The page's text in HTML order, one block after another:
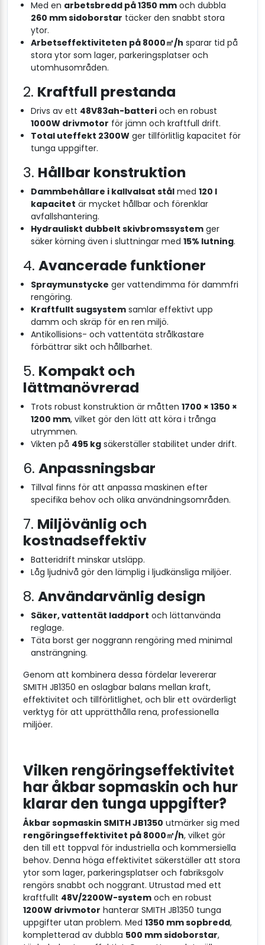
Med en arbetsbredd på 1350 mm och dubbla
260 mm sidoborstar täcker den snabbt stora
ytor.
Arbetseffektiviteten på 8000㎡/h sparar tid på
stora ytor som lager, parkeringsplatser och
utomhusområden.
2. Kraftfull prestanda
Drivs av ett 48V83ah-batteri och en robust
1000W drivmotor för jämn och kraftfull drift.
Total uteffekt 2300W ger tillförlitlig kapacitet för
tunga uppgifter.
3. Hållbar konstruktion
Dammbehållare i kallvalsat stål med 120 l
kapacitet är mycket hållbar och förenklar
avfallshantering.
Hydrauliskt dubbelt skivbromssystem ger
säker körning även i sluttningar med 15% lutning.
4. Avancerade funktioner
Spraymunstycke ger vattendimma för dammfri
rengöring.
Kraftfullt sugsystem samlar effektivt upp
damm och skräp för en ren miljö.
Antikollisions- och vattentäta strålkastare
förbättrar sikt och hållbarhet.
5. Kompakt och
lättmanövrerad
Trots robust konstruktion är måtten 1700 × 1350 ×
1200 mm, vilket gör den lätt att köra i trånga
utrymmen.
Vikten på 495 kg säkerställer stabilitet under drift.
6. Anpassningsbar
Tillval finns för att anpassa maskinen efter
specifika behov och olika användningsområden.
7. Miljövänlig och
kostnadseffektiv
Batteridrift minskar utsläpp.
Låg ljudnivå gör den lämplig i ljudkänsliga miljöer.
8. Användarvänlig design
Säker, vattentät laddport och lättanvända
reglage.
Täta borst ger noggrann rengöring med minimal
ansträngning.
Genom att kombinera dessa fördelar levererar
SMITH JB1350 en oslagbar balans mellan kraft,
effektivitet och tillförlitlighet, och blir ett ovärderligt
verktyg för att upprätthålla rena, professionella
miljöer.
Vilken rengöringseffektivitet
har åkbar sopmaskin och hur
klarar den tunga uppgifter?
Åkbar sopmaskin SMITH JB1350 utmärker sig med
rengöringseffektivitet på 8000㎡/h, vilket gör
den till ett toppval för industriella och kommersiella
behov. Denna höga effektivitet säkerställer att stora
ytor som lager, parkeringsplatser och fabriksgolv
rengörs snabbt och noggrant. Utrustad med ett
kraftfullt 48V/2200W-system och en robust
1200W drivmotor hanterar SMITH JB1350 tunga
uppgifter utan problem. Med 1350 mm sopbredd,
kompletterad av dubbla 500 mm sidoborstar,